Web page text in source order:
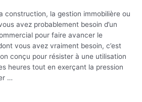
construction, la gestion immobilière ou
avez probablement besoin d’un
pour faire avancer le
vous avez vraiment besoin, c’est
conçu pour résister à une utilisation
heures tout en exerçant la pression
…